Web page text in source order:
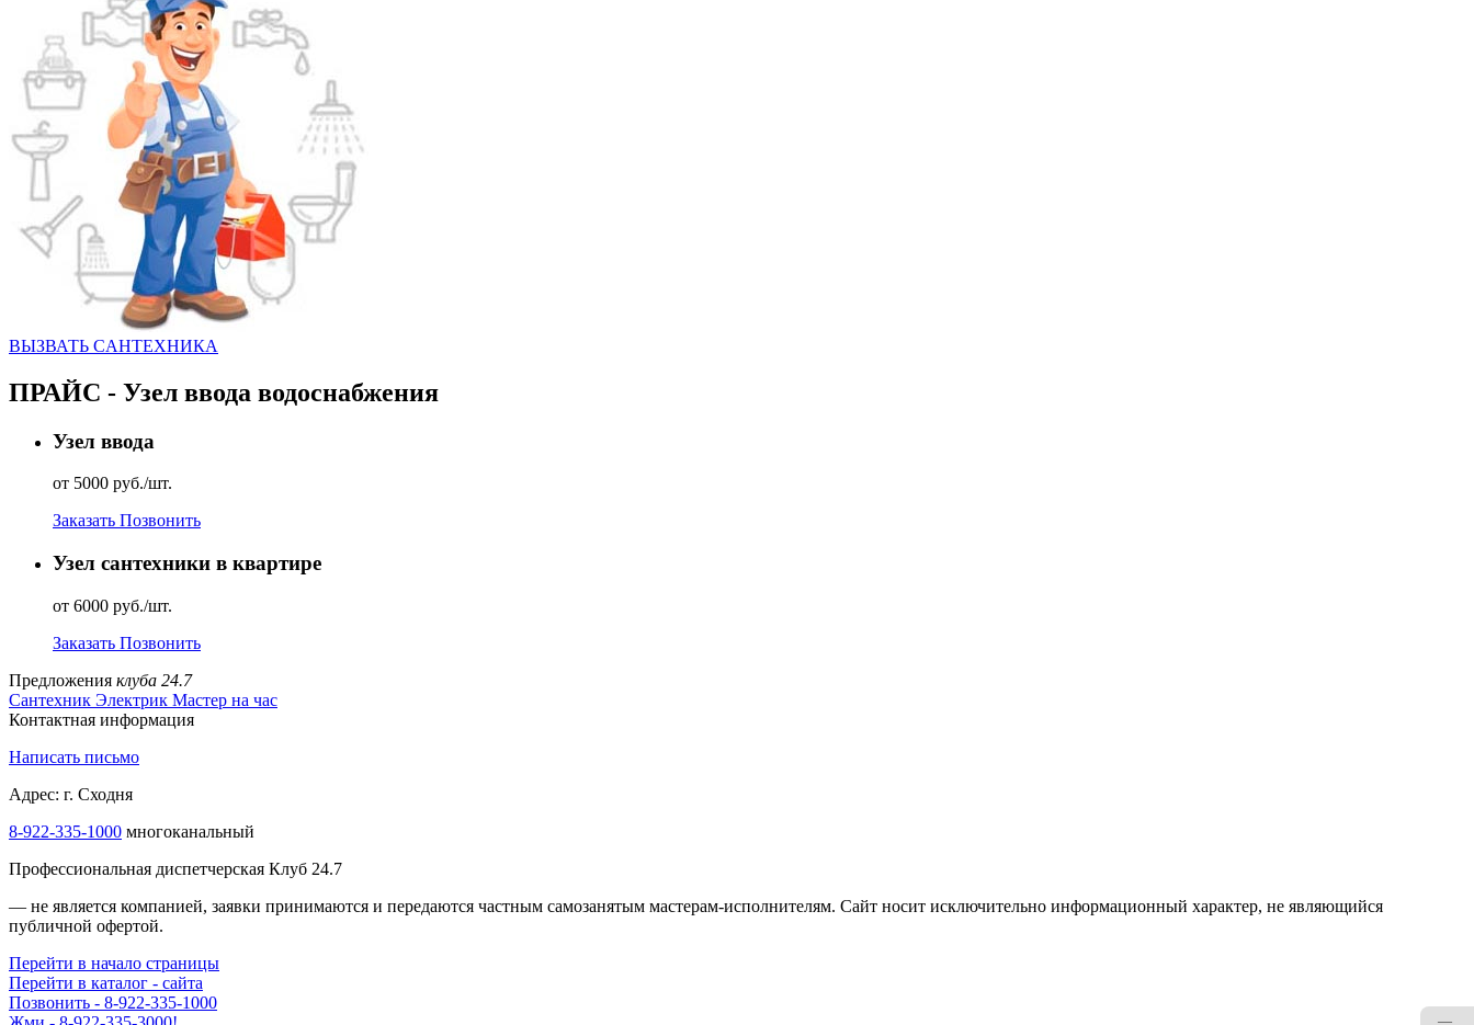
ВЫЗВАТЬ CАНТЕХНИКА
ПРАЙС - Узел ввода водоснабжения
Узел ввода
от 5000 руб./шт.
Заказать Позвонить
Узел сантехники в квартире
от 6000 руб./шт.
Заказать Позвонить
Предложения клуба 24.7
Сантехник Электрик Мастер на час
Контактная информация
Написать письмо
Адрес: г. Сходня
8-922-335-1000 многоканальный
Профессиональная диспетчерская Клуб 24.7
— не является компанией, заявки принимаются и передаются частным самозанятым мастерам‑исполнителям. Сайт носит исключительно информационный характер, не являющийся
публичной офертой.
Перейти в начало страницы
Перейти в каталог - сайта
Позвонить - 8-922-335-1000
—